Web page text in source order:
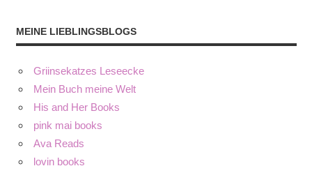
MEINE LIEBLINGSBLOGS
Griinsekatzes Leseecke
Mein Buch meine Welt
His and Her Books
pink mai books
Ava Reads
lovin books